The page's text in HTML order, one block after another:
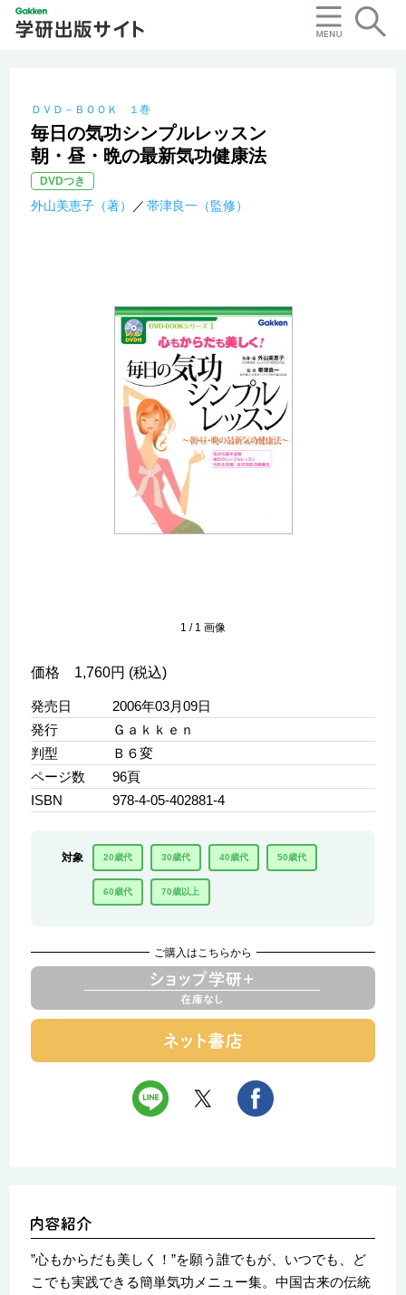
ＤＶＤ－ＢＯＯＫ １巻
毎日の気功シンプルレッスン
朝・昼・晩の最新気功健康法
DVDつき
外山美恵子（著） 帯津良一（監修）
1 / 1 画像
価格 1,760円 (税込)
発売日
2006年03月09日
発行
Ｇａｋｋｅｎ
判型
Ｂ６変
ページ数
96頁
ISBN
978-4-05-402881-4
対象 20歳代 30歳代 40歳代 50歳代
60歳代 70歳以上
ご購入はこちらから
”心もからだも美しく！”を願う誰でもが、いつでも、ど
こでも実践できる簡単気功メニュー集。中国古来の伝統